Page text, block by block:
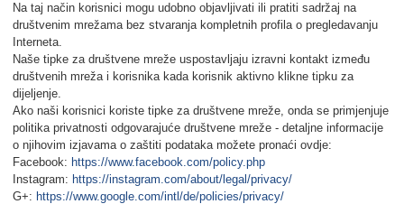
Na taj način korisnici mogu udobno objavljivati ili pratiti sadržaj na
društvenim mrežama bez stvaranja kompletnih profila o pregledavanju
Interneta.
Naše tipke za društvene mreže uspostavljaju izravni kontakt između
društvenih mreža i korisnika kada korisnik aktivno klikne tipku za
dijeljenje.
Ako naši korisnici koriste tipke za društvene mreže, onda se primjenjuje
politika privatnosti odgovarajuće društvene mreže - detaljne informacije
o njihovim izjavama o zaštiti podataka možete pronaći ovdje:
Facebook: https://www.facebook.com/policy.php
Instagram: https://instagram.com/about/legal/privacy/
G+: https://www.google.com/intl/de/policies/privacy/